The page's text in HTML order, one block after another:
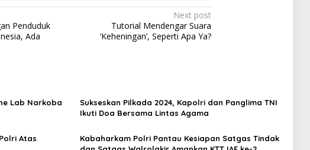
Penduduk
Ada
Next post
Tutorial Mendengar Suara
‘Keheningan’, Seperti Apa Ya?
Lab Narkoba
Sukseskan Pilkada 2024, Kapolri dan Panglima TNI
Ikuti Doa Bersama Lintas Agama
Atas
Kabaharkam Polri Pantau Kesiapan Satgas Tindak